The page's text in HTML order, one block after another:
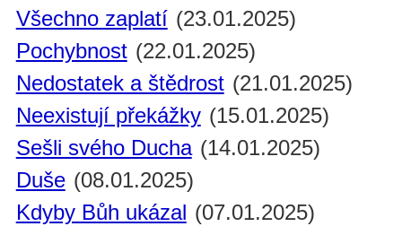
Všechno zaplatí (23.01.2025)
Pochybnost (22.01.2025)
Nedostatek a štědrost (21.01.2025)
Neexistují překážky (15.01.2025)
Sešli svého Ducha (14.01.2025)
Duše (08.01.2025)
Kdyby Bůh ukázal (07.01.2025)